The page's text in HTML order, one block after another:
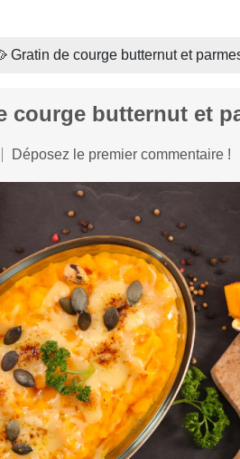
Gratin de courge butternut et
courge butternut et
Déposez le premier commentaire !